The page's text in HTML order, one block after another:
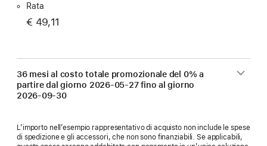
Rata
€ 49,11
36 mesi al costo totale promozionale del 0% a
partire dal giorno 2026-05-27fino al giorno
2026-09-30
L’importo nell’esempio rappresentativo di acquisto non include le spese
di spedizione e gli accessori, che non sono finanziabili. Se applicabili,